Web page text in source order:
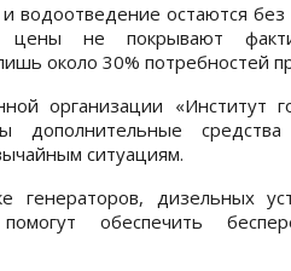
водоотведение остаются
не покрывают
около 30% потребностей
организации «Институт
дополнительные
ситуациям.
генераторов, дизельных
обеспечить